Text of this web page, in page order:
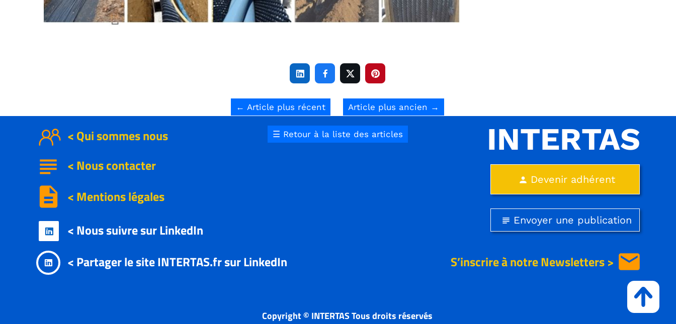


< Nous suivre sur LinkedIn
< Partager le site INTERTAS.fr sur LinkedIn
< Qui sommes nous
< Mentions légales
description
Copyright © INTERTAS Tous droits réservés
<Nous contacter
subject
person Devenir adhérent
subject Envoyer une publication
INTERTAS
S’inscrire à notreNewsletters > email
   
← Article plus récent Article plus ancien →
☰ Retour à la liste des articles